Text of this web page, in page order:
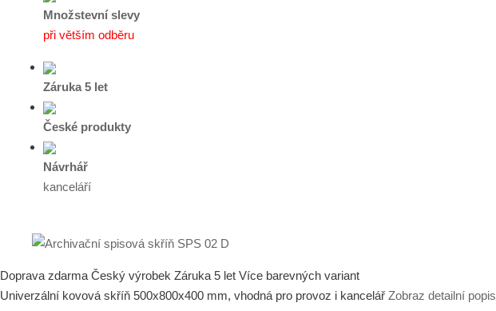
Množstevní slevy
při větším odběru
Záruka 5 let
České produkty
Návrhář
kanceláří
Doprava zdarma Český výrobek Záruka 5 let Více barevných variant
Univerzální kovová skříň 500x800x400 mm, vhodná pro provoz i kancelář Zobraz detailní popis